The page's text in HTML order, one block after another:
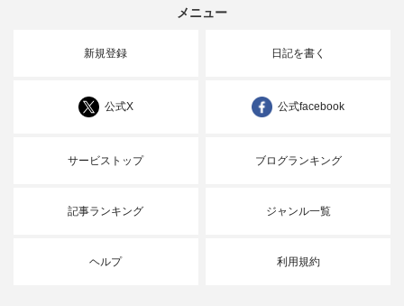
メニュー
新規登録 日記を書く
公式X 公式facebook
サービストップ ブログランキング
記事ランキング ジャンル一覧
ヘルプ 利用規約